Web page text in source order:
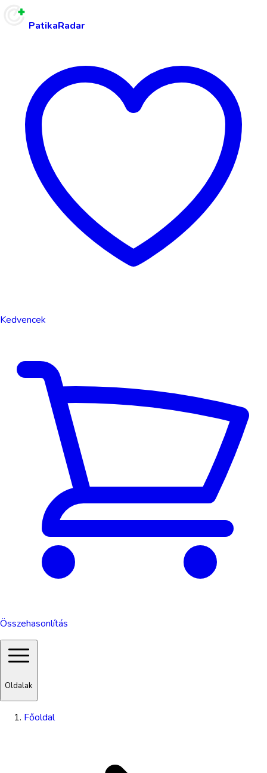
PatikaRadar
Kedvencek
Összehasonlítás
Oldalak
Főoldal